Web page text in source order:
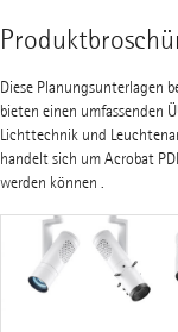
Diese Planungsunterlagen
bieten einen umfassenden
Lichttechnik und
handelt sich um Acrobat
werden können .